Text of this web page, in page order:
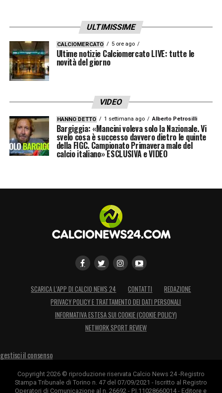
Il Milan si prepara quindi a voltare pagina,
con un occhio alglorioso passato
puntato verso unfuturo di successi
potenziale ritorno di Galliani è un
di circondarsi delle
professionalitàper raggiungere gli obiettivi
prefissati. L’attesa per metà settembre è
palpabile, in quanto segnerà l’inizio di
ULTIMISSIME
CALCIOMERCATO 5 ore ago
Ultime notizie Calciomercato LIVE: tutte le
novità del giorno
VIDEO
HANNO DETTO 1 settimana ago Alberto Petrosilli
Bargiggia: «Mancini voleva solo la Nazionale. Vi
svelo cosa è successo davvero dietro le quinte
della FIGC. Campionato Primavera male del
calcio italiano» ESCLUSIVA e VIDEO
SCARICA L’APP DI CALCIO NEWS 24 CONTATTI
REDAZIONE
PRIVACY POLICY E TRATTAMENTO DEI DATI PERSONALI
INFORMATIVA ESTESA SUI COOKIE (COOKIE POLICY)
NETWORK SPORT REVIEW
gestisci il consenso
Copyright 2026 © riproduzione riservata Calcio News 24 -Registro
Stampa Tribunale di Torino n. 47 del 07/09/2021 - Iscritto al Registro
Operatori di Comunicazione al n. 26692 - P.I.11028660014 - Editore e